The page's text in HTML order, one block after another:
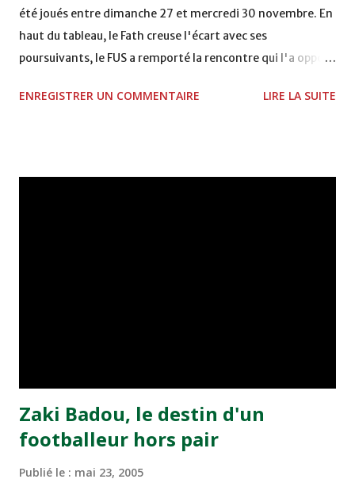
été joués entre dimanche 27 et mercredi 30 novembre. En
haut du tableau, le Fath creuse l'écart avec ses
poursuivants, le FUS a remporté la rencontre qui l'a opposé
2, Badr Kachani a ouvert la marque à la 38e pour les
ENREGISTRER UN COMMENTAIRE LIRE LA SUITE
Zaki Badou, le destin d'un
footballeur hors pair
Publié le : mai 23, 2005